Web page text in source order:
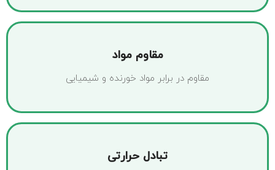
مقاوم مواد
مقاوم در برابر مواد خورنده و شیمیایی
تبادل حرارتی